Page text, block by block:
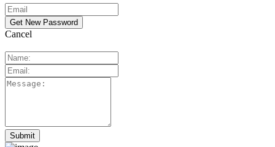
Cancel